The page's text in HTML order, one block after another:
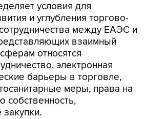
условия для
и углубления торгово-
между ЕАЭС и
взаимный
относятся
электронная
барьеры в торговле,
меры, права на
собственность,
закупки.